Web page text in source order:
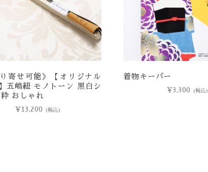
寄せ可能》【オリジナル
五嶋紐 モノトーン 黒白シ
おしゃれ
¥13,200 (税込)
着物キーパー
¥3,300 (税込)